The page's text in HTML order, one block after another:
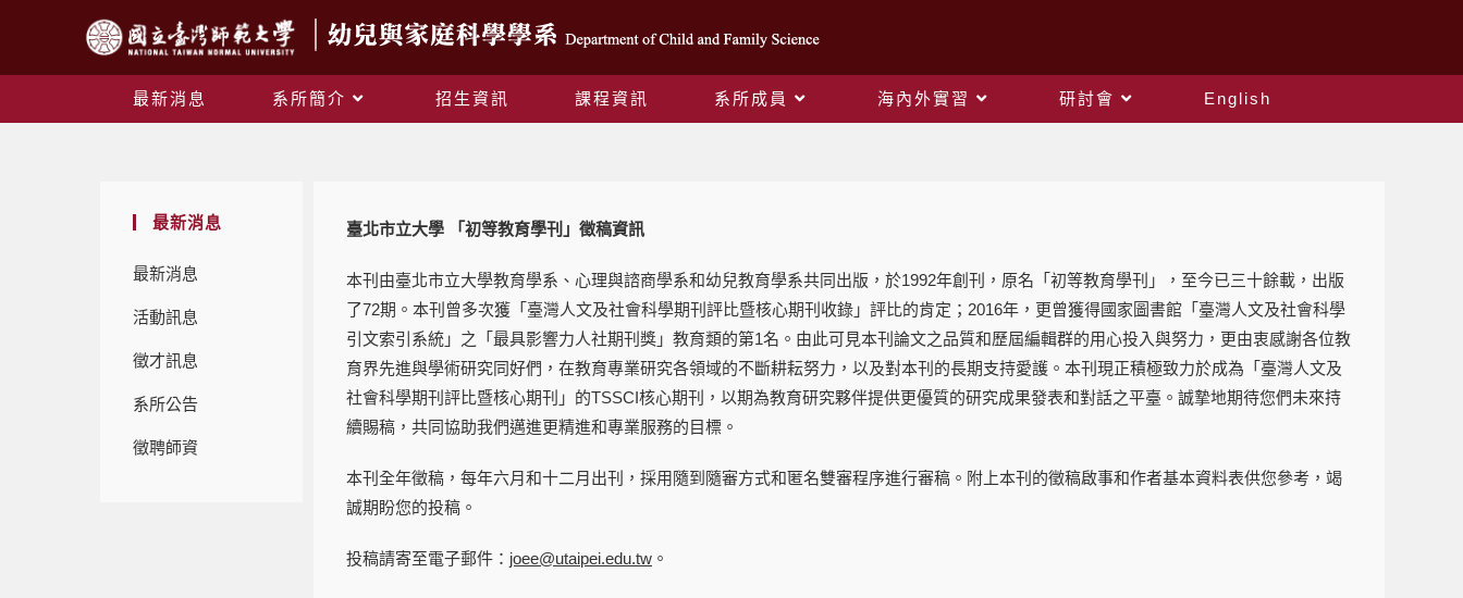
最新消息 系所簡介 招生資訊 課程資訊 系所成員 海內外實習 研討會
English
最新消息
最新消息
活動訊息
徵才訊息
系所公告
徵聘師資
臺北市立大學 「初等教育學刊」徵稿資訊
本刊由臺北市立大學教育學系、心理與諮商學系和幼兒教育學系共同出版，於1992年創刊，原名「初等教育學刊」，至今已三十餘載，出版
了72期。本刊曾多次獲「臺灣人文及社會科學期刊評比暨核心期刊收錄」評比的肯定；2016年，更曾獲得國家圖書館「臺灣人文及社會科學
引文索引系統」之「最具影響力人社期刊獎」教育類的第1名。由此可見本刊論文之品質和歷屆編輯群的用心投入與努力，更由衷感謝各位教
育界先進與學術研究同好們，在教育專業研究各領域的不斷耕耘努力，以及對本刊的長期支持愛護。本刊現正積極致力於成為「臺灣人文及
社會科學期刊評比暨核心期刊」的TSSCI核心期刊，以期為教育研究夥伴提供更優質的研究成果發表和對話之平臺。誠摯地期待您們未來持
續賜稿，共同協助我們邁進更精進和專業服務的目標。
本刊全年徵稿，每年六月和十二月出刊，採用隨到隨審方式和匿名雙審程序進行審稿。附上本刊的徵稿啟事和作者基本資料表供您參考，竭
誠期盼您的投稿。
投稿請寄至電子郵件： joee@utaipei.edu.tw 。